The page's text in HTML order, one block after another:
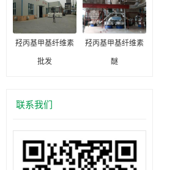
羟丙基甲基纤维素
批发
羟丙基甲基纤维素
醚
联系我们